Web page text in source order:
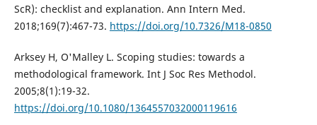
ScR): checklist and explanation. Ann Intern Med.
2018;169(7):467-73. https://doi.org/10.7326/M18-0850
Arksey H, O'Malley L. Scoping studies: towards a
methodological framework. Int J Soc Res Methodol.
2005;8(1):19-32.
https://doi.org/10.1080/1364557032000119616